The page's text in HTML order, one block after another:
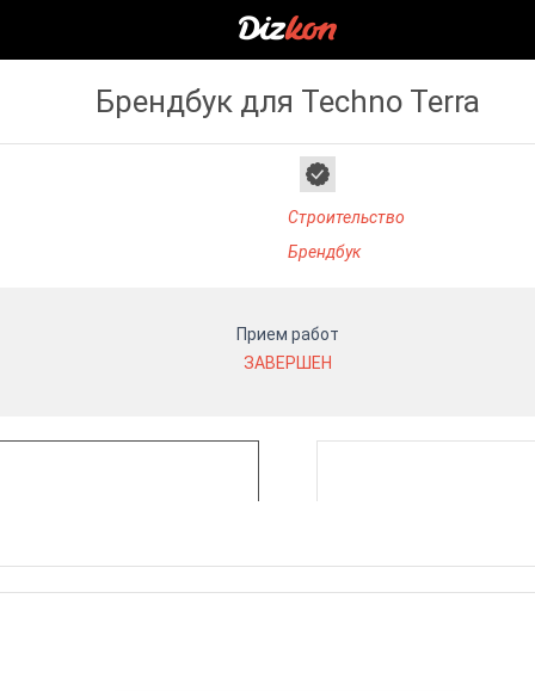
Брендбук для Techno Terra
Строительство
Брендбук
Прием работ
ЗАВЕРШЕН